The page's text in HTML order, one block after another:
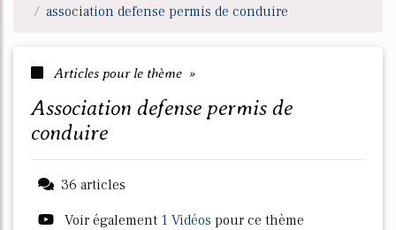
association defense permis de conduire
Articles pour le thème »
association defense permis de
conduire
36 articles
Voir également 1 Vidéos pour ce thème